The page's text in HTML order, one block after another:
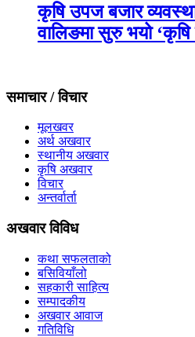
कृषि उपज बजार
वालिङमा सुरु भयो
समाचार / विचार
मूलखवर
अर्थ अखवार
स्थानीय अखवार
कृषि अखवार
विचार
अन्तर्वार्ता
अखवार विविध
कथा सफलताको
बसिवियाँलो
सहकारी साहित्य
सम्पादकीय
अखवार आवाज
गतिविधि